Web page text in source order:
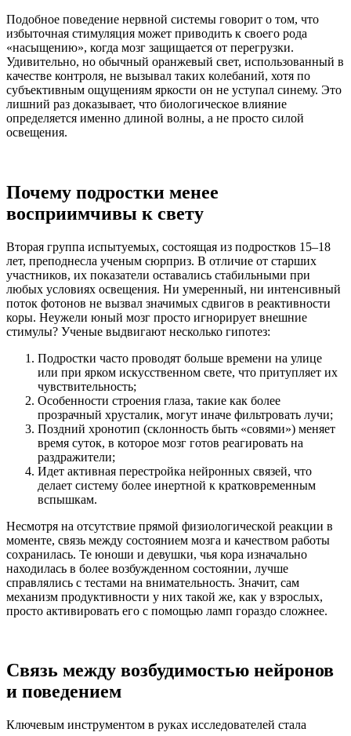
Подобное поведение нервной системы говорит о том, что
избыточная стимуляция может приводить к своего рода
«насыщению», когда мозг защищается от перегрузки.
Удивительно, но обычный оранжевый свет, использованный в
качестве контроля, не вызывал таких колебаний, хотя по
субъективным ощущениям яркости он не уступал синему. Это
лишний раз доказывает, что биологическое влияние
определяется именно длиной волны, а не просто силой
освещения.
Почему подростки менее
восприимчивы к свету
Вторая группа испытуемых, состоящая из подростков 15–18
лет, преподнесла ученым сюрприз. В отличие от старших
участников, их показатели оставались стабильными при
любых условиях освещения. Ни умеренный, ни интенсивный
поток фотонов не вызвал значимых сдвигов в реактивности
коры. Неужели юный мозг просто игнорирует внешние
стимулы? Ученые выдвигают несколько гипотез:
Подростки часто проводят больше времени на улице
или при ярком искусственном свете, что притупляет их
чувствительность;
Особенности строения глаза, такие как более
прозрачный хрусталик, могут иначе фильтровать лучи;
Поздний хронотип (склонность быть «совями») меняет
время суток, в которое мозг готов реагировать на
раздражители;
Идет активная перестройка нейронных связей, что
делает систему более инертной к кратковременным
вспышкам.
Несмотря на отсутствие прямой физиологической реакции в
моменте, связь между состоянием мозга и качеством работы
сохранилась. Те юноши и девушки, чья кора изначально
находилась в более возбужденном состоянии, лучше
справлялись с тестами на внимательность. Значит, сам
механизм продуктивности у них такой же, как у взрослых,
просто активировать его с помощью ламп гораздо сложнее.
Связь между возбудимостью нейронов
и поведением
Ключевым инструментом в руках исследователей стала